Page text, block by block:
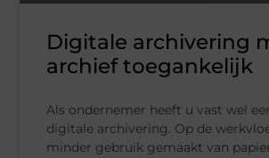
Digitale archivering
archief toegankelijk
Als ondernemer heeft u vast wel
digitale archivering. Op de
minder gebruik gemaakt van